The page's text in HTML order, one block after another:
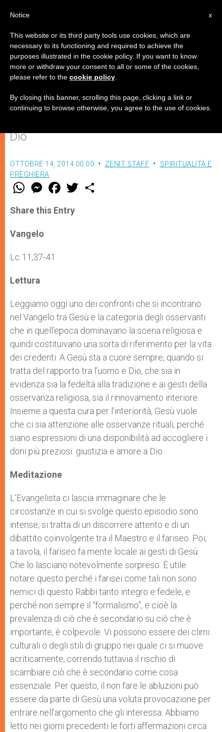
Tradizione e rinnovamento nella
ricerca di Dio
Dio
OTTOBRE 14, 2014 00:00 ZENIT STAFF
SPIRITUALITÀ E
PREGHIERA
W
t
s
p
p
M
e
s
e
F
a
e
b
w
Share this Entry
Vangelo
Lc 11,37-41
Lettura
Leggiamo oggi uno dei confronti che si incontrano
nel Vangelo tra Gesù e la categoria degli osservanti
che in quell’epoca dominavano la scena religiosa e
quindi costituivano una sorta di riferimento per la vita
dei credenti. A Gesù sta a cuore sempre, quando si
tratta del rapporto tra l’uomo e Dio, che sia in
evidenza sia la fedeltà alla tradizione e ai gesti della
osservanza religiosa, sia il rinnovamento interiore.
Insieme a questa cura per l’interiorità, Gesù vuole
che ci sia attenzione alle osservanze rituali, perché
siano espressioni di una disponibilità ad accogliere i
doni più preziosi: giustizia e amore a Dio.
Meditazione
L’Evangelista ci lascia immaginare che le
circostanze in cui si svolge questo episodio sono
intense; si tratta di un discorrere attento e di un
dibattito coinvolgente tra il Maestro e il fariseo. Poi,
a tavola, il fariseo fa mente locale ai gesti di Gesù.
Che lo lasciano notevolmente sorpreso. È utile
notare questo perché i farisei come tali non sono
nemici di questo Rabbi tanto integro e fedele, e
perché non sempre il “formalismo”, e cioè la
prevalenza di ciò che è secondario su ciò che è
importante, è colpevole. Vi possono essere dei climi
culturali o degli stili di gruppo nei quale ci si muove
acriticamente, correndo tuttavia il rischio di
scambiare ciò che è secondario come cosa
essenziale. Per questo, il non fare le abluzioni può
essere da parte di Gesù una voluta provocazione per
entrare nell’argomento che gli interessa. Abbiamo
letto nei giorni precedenti le forti affermazioni circa
x
Notice
This website or its third party tools use cookies, which are
necessary to its functioning and required to achieve the
purposes illustrated in the cookie policy. If you want to know
more or withdraw your consent to all or some of the cookies,
please refer to the cookie policy
By closing this banner, scrolling this page, clicking a link or
continuing to browse otherwise, you agree to the use of cookies.